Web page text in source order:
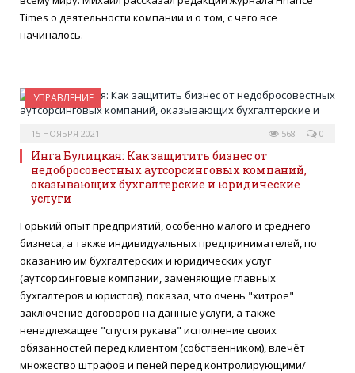
Times о деятельности компании и о том, с чего все
начиналось.
УПРАВЛЕНИЕ
15 НОЯБРЯ 2021 0
568
Инга Булицкая: Как защитить бизнес от
недобросовестных аутсорсинговых компаний,
оказывающих бухгалтерские и юридические
услуги
Горький опыт предприятий, особенно малого и среднего
бизнеса, а также индивидуальных предпринимателей, по
оказанию им бухгалтерских и юридических услуг
(аутсорсинговые компании, заменяющие главных
бухгалтеров и юристов), показал, что очень "хитрое"
заключение договоров на данные услуги, а также
ненадлежащее "спустя рукава" исполнение своих
обязанностей перед клиентом (собственником), влечёт
множество штрафов и пеней перед контролирующими/